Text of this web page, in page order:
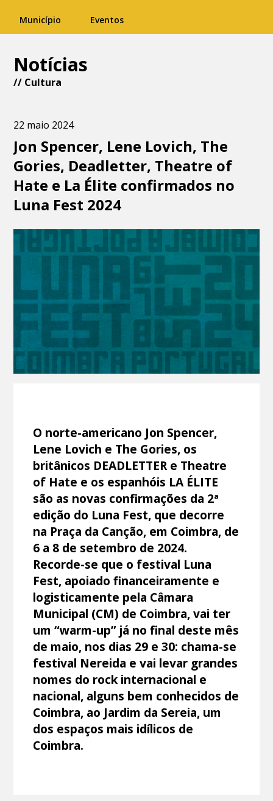
Município Eventos
Notícias
// Cultura
22 maio 2024
Jon Spencer, Lene Lovich, The
Gories, Deadletter, Theatre of
Hate e La Élite confirmados no
Luna Fest 2024
O norte-americano Jon Spencer,
Lene Lovich e The Gories, os
britânicos DEADLETTER e Theatre
of Hate e os espanhóis LA ÉLITE
são as novas confirmações da 2ª
edição do Luna Fest, que decorre
na Praça da Canção, em Coimbra, de
6 a 8 de setembro de 2024.
Recorde-se que o festival Luna
Fest, apoiado financeiramente e
logisticamente pela Câmara
Municipal (CM) de Coimbra, vai ter
um “warm-up” já no final deste mês
de maio, nos dias 29 e 30: chama-se
festival Nereida e vai levar grandes
nomes do rock internacional e
nacional, alguns bem conhecidos de
Coimbra, ao Jardim da Sereia, um
dos espaços mais idílicos de
Coimbra.